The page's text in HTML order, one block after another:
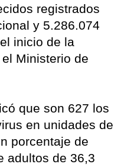
registrados
y 5.286.074
inicio de la
Ministerio de
que son 627 los
en unidades de
porcentaje de
adultos de 36,3